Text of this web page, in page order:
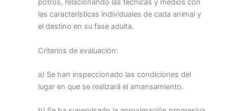
potros, relacionando las técnicas y medios con
las características individuales de cada animal y
el destino en su fase adulta.
Criterios de evaluación:
a) Se han inspeccionado las condiciones del
lugar en que se realizará el amansamiento.